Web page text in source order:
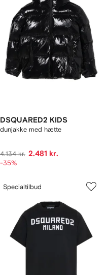
DSQUARED2 KIDS
dunjakke med hætte
4.134 kr. 2.481 kr.
-35%
Specialtilbud